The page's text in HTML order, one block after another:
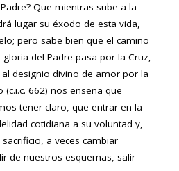
Que mientras sube a la
lugar su éxodo de esta vida,
pero sabe bien que el camino
del Padre pasa por la Cruz,
designio divino de amor por la
(c.i.c. 662) nos enseña que
tener claro, que entrar en la
cotidiana a su voluntad y,
a veces cambiar
de nuestros esquemas, salir